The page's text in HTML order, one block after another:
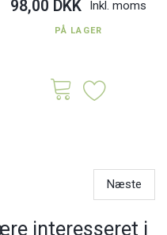
98,00 DKK Inkl. moms
PÅ LAGER
Næste
interesseret i